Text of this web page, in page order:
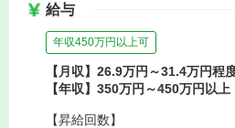
給与
年収450万円以上可
【月収】26.9万円～31.4万円程
【年収】350万円～450万円以上
【昇給回数】